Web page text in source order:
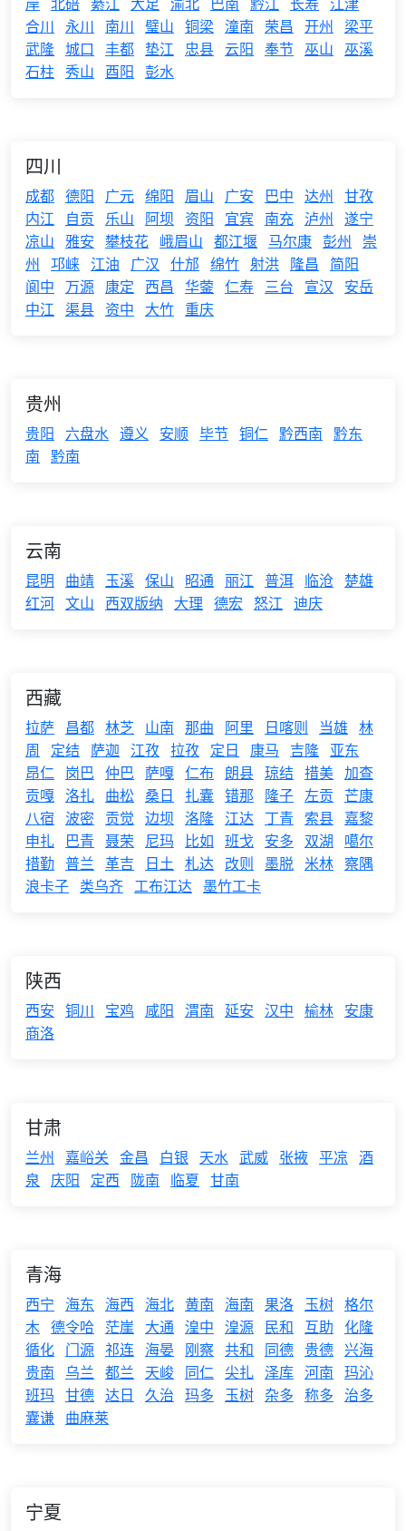
合川 永川 南川 璧山 铜梁 潼南 荣昌 开州
梁平
武隆 城口 丰都 垫江 忠县 云阳 奉节 巫山 巫溪
石柱 秀山 酉阳 彭水
四川
成都 德阳 广元 绵阳 眉山 广安 巴中 达州 甘孜
内江
自贡 乐山 阿坝 资阳 宜宾 南充 泸州 遂宁
凉山 雅安 攀枝花 峨眉山 都江堰 马尔康 彭州
崇
州 邛崃 江油 广汉 什邡 绵竹 射洪 隆昌
简阳
阆中
万源 康定 西昌 华蓥 仁寿 三台 宣汉
安岳
中江
渠县 资中 大竹 重庆
贵州
贵阳 六盘水 遵义 安顺 毕节 铜仁 黔西南 黔东
南 黔南
云南
昆明 曲靖 玉溪 保山 昭通 丽江 普洱 临沧
楚雄
红河 文山 西双版纳 大理 德宏 怒江 迪庆
西藏
拉萨 昌都 林芝 山南 那曲 阿里 日喀则 当雄 林
周
定结 萨迦 江孜 拉孜 定日 康马 吉隆 亚东
昂仁 岗巴 仲巴 萨嘎 仁布 朗县 琼结 措美 加查
贡嘎 洛扎 曲松 桑日 扎囊 错那 隆子 左贡 芒康
八宿 波密 贡觉 边坝 洛隆 江达 丁青 索县 嘉黎
申扎
巴青 聂荣 尼玛 比如 班戈 安多 双湖
噶尔
措勤 普兰 革吉 日土 札达 改则 墨脱 米林 察隅
浪卡子 类乌齐 工布江达 墨竹工卡
陕西
西安 铜川 宝鸡 咸阳 渭南 延安 汉中 榆林 安康
商洛
甘肃
兰州 嘉峪关 金昌 白银 天水 武威 张掖 平凉 酒
泉
庆阳 定西 陇南 临夏 甘南
青海
西宁 海东 海西 海北 黄南 海南 果洛 玉树 格尔
木 德令哈 茫崖 大通 湟中 湟源 民和 互助 化隆
循化 门源 祁连 海晏 刚察 共和 同德 贵德 兴海
贵南
乌兰 都兰 天峻 同仁 尖扎 泽库 河南 玛沁
班玛 甘德 达日 久治 玛多 玉树 杂多 称多
治多
囊谦 曲麻莱
宁夏